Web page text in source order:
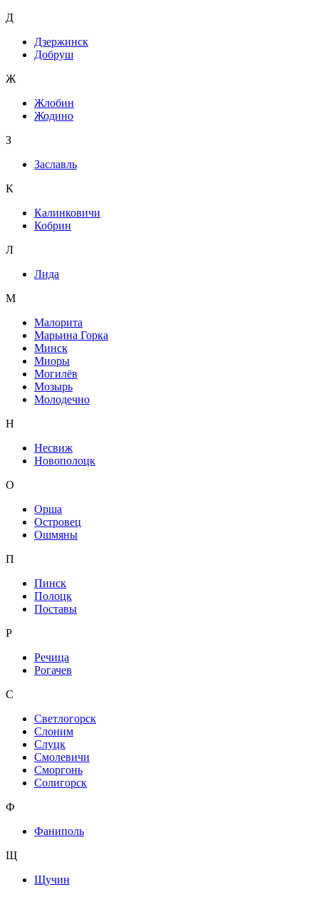
Д
Дзержинск
Добруш
Ж
Жлобин
Жодино
З
Заславль
К
Калинковичи
Кобрин
Л
Лида
М
Малорита
Марьина Горка
Минск
Миоры
Могилёв
Мозырь
Молодечно
Н
Несвиж
Новополоцк
О
Орша
Островец
Ошмяны
П
Пинск
Полоцк
Поставы
Р
Речица
Рогачев
С
Светлогорск
Слоним
Слуцк
Смолевичи
Сморгонь
Солигорск
Ф
Фаниполь
Щ
Щучин